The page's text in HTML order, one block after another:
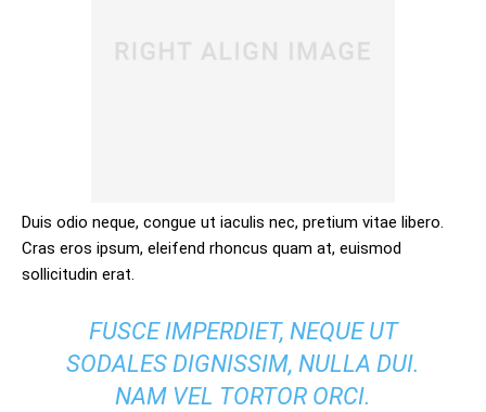
Duis odio neque, congue ut iaculis nec, pretium vitae libero.
Cras eros ipsum, eleifend rhoncus quam at, euismod
sollicitudin erat.
FUSCE IMPERDIET, NEQUE UT
SODALES DIGNISSIM, NULLA DUI.
NAM VEL TORTOR ORCI.